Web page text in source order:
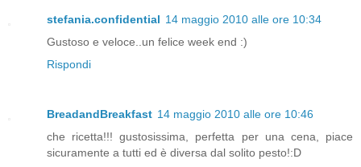
stefania.confidential 14 maggio 2010 alle ore 10:34
Gustoso e veloce..un felice week end :)
Rispondi
BreadandBreakfast 14 maggio 2010 alle ore 10:46
che ricetta!!! gustosissima, perfetta per una cena, piace
sicuramente a tutti ed è diversa dal solito pesto!:D